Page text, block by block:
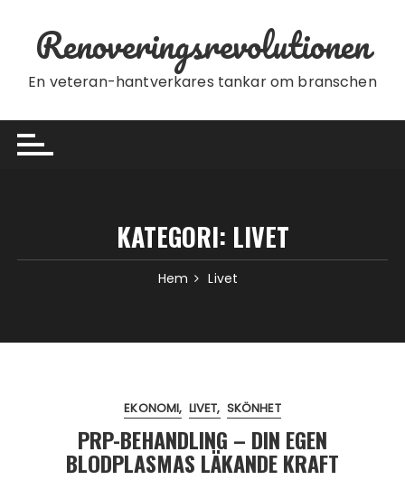
Renoveringsrevolutionen
En veteran-hantverkares tankar om branschen
KATEGORI: LIVET
Hem Livet
EKONOMI LIVET SKÖNHET
PRP-BEHANDLING – DIN EGEN
BLODPLASMAS LÄKANDE KRAFT